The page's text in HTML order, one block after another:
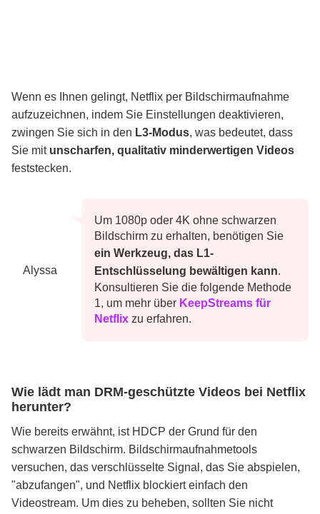
Wenn es Ihnen gelingt, Netflix per Bildschirmaufnahme
aufzuzeichnen, indem Sie Einstellungen deaktivieren,
zwingen Sie sich in den L3-Modus, was bedeutet, dass
Sie mit unscharfen, qualitativ minderwertigen Videos
feststecken.
Alyssa
Um 1080p oder 4K ohne schwarzen
Bildschirm zu erhalten, benötigen Sie
ein Werkzeug, das L1-
Entschlüsselung bewältigen kann.
Konsultieren Sie die folgende Methode
1, um mehr über KeepStreams für
Netflix zu erfahren.
Wie lädt man DRM-geschützte Videos bei Netflix
herunter?
Wie bereits erwähnt, ist HDCP der Grund für den
schwarzen Bildschirm. Bildschirmaufnahmetools
versuchen, das verschlüsselte Signal, das Sie abspielen,
"abzufangen", und Netflix blockiert einfach den
Videostream. Um dies zu beheben, sollten Sie nicht